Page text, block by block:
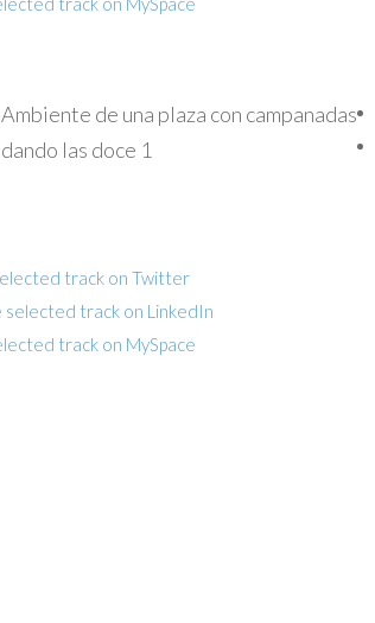
Ambiente de una plaza con campanadas
dando las doce 1